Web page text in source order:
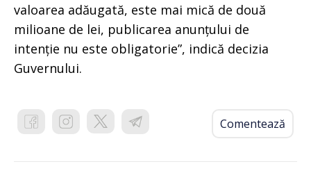
valoarea adăugată, este mai mică de două
milioane de lei, publicarea anunțului de
intenție nu este obligatorie”, indică decizia
Guvernului.
Comentează